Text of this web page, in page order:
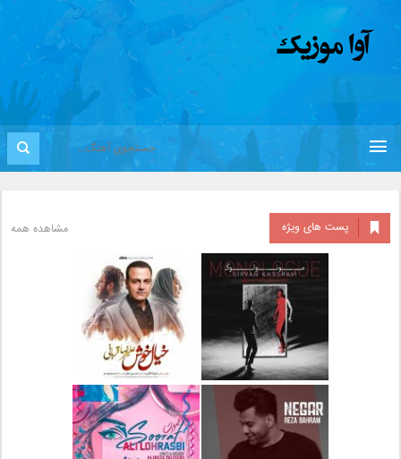
پست های ویژه مشاهده همه
دانلود آلبوم جدید سیروان
خسروی بنام مونولوگ
دانلود آهنگ جدید علیرضا
قربانی بنام خیال خوش